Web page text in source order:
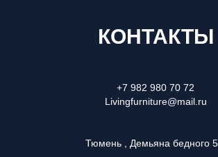
КОНТАКТЫ
+7 982 980 70 72
Livingfurniture@mail.ru
Тюмень , Демьяна бедного